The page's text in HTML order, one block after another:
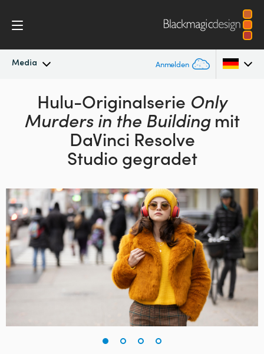
Media Anmelden
Neueste Nachrichten
Nachrichtenarchiv
Argentina
Australia
Canada
China
Denmark
Finland
Germany
Hulu-Originalserie Only
Murders in the Building mit
DaVinci Resolve
Studio gegradet